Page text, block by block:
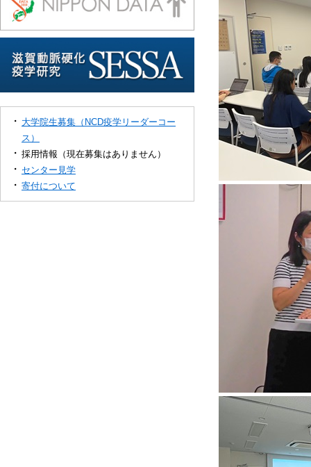
大学院生募集（NCD疫学リーダーコー
ス）
採用情報（現在募集はありません）
センター見学
寄付について